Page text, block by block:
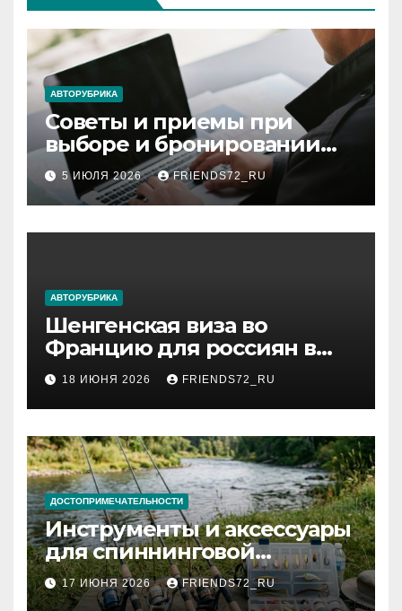
АВТОРУБРИКА
Советы и приемы при
выборе и бронировании
авиабилетов
5 ИЮЛЯ 2026 FRIENDS72_RU
АВТОРУБРИКА
Шенгенская виза во
Францию для россиян в
2026 году: сроки от 3 дней
и список необходимых
документов
18 ИЮНЯ 2026 FRIENDS72_RU
ДОСТОПРИМЕЧАТЕЛЬНОСТИ
Инструменты и аксессуары
для спиннинговой
рыбалки: назначение и
типы
17 ИЮНЯ 2026 FRIENDS72_RU